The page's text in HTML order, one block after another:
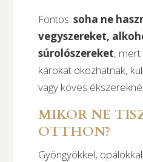
Fontos: soha ne
vegyszereket,
súrolószereket,
károkat okozhatnak,
vagy köves
MIKOR NE
OTTHON?
Gyöngyökkel,